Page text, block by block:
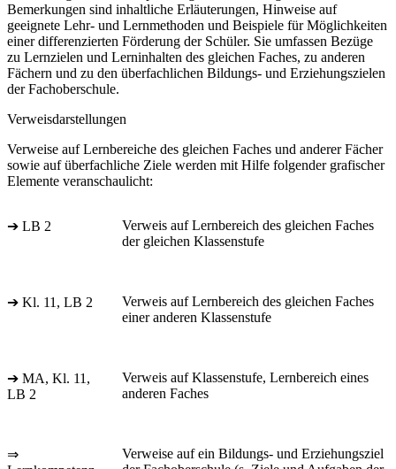
Bemerkungen sind inhaltliche Erläuterungen, Hinweise auf
geeignete Lehr- und Lernmethoden und Beispiele für Möglichkeiten
einer differenzierten Förderung der Schüler. Sie umfassen Bezüge
zu Lernzielen und Lerninhalten des gleichen Faches, zu anderen
Fächern und zu den überfachlichen Bildungs- und Erziehungszielen
der Fachoberschule.
Verweisdarstellungen
Verweise auf Lernbereiche des gleichen Faches und anderer Fächer
sowie auf überfachliche Ziele werden mit Hilfe folgender grafischer
Elemente veranschaulicht:
➔ LB 2
Verweis auf Lernbereich des gleichen Faches
der gleichen Klassenstufe
➔ Kl. 11, LB 2
Verweis auf Lernbereich des gleichen Faches
einer anderen Klassenstufe
➔ MA, Kl. 11,
LB 2
Verweis auf Klassenstufe, Lernbereich eines
anderen Faches
⇒
Verweise auf ein Bildungs- und Erziehungsziel